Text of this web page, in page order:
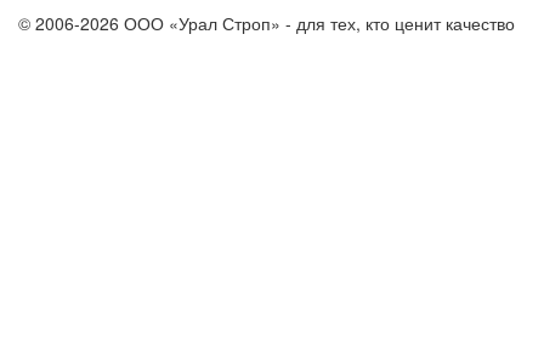
© 2006-2026 ООО «Урал Строп» - для тех, кто ценит качество